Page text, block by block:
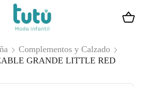
Complementos y Calzado
GRANDE LITTLE RED